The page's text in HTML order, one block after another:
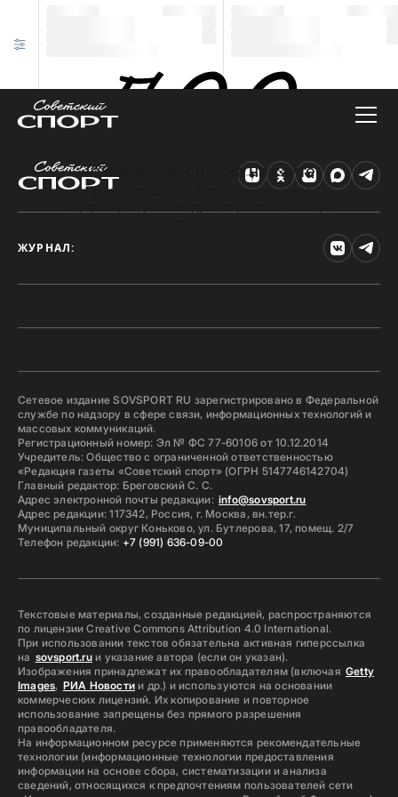
Техническая ошибка на сайте
Произошла ошибка. Чтобы найти нужную
ЖУРНАЛ:
Сетевое издание SOVSPORT RU зарегистрировано в Федеральной
службе по надзору в сфере связи, информационных технологий и
массовых коммуникаций.
Регистрационный номер: Эл № ФС 77-60106 от 10.12.2014
Учредитель: Общество с ограниченной ответственностью
«Редакция газеты «Советский спорт» (ОГРН 5147746142704)
Главный редактор: Бреговский С. С.
Адрес электронной почты редакции: info@sovsport.ru
Адрес редакции: 117342, Россия, г. Москва, вн.тер.г.
Муниципальный округ Коньково, ул. Бутлерова, 17, помещ. 2/7
Телефон редакции: +7 (991) 636-09-00
Текстовые материалы, созданные редакцией, распространяются
по лицензии Creative Commons Attribution 4.0 International.
При использовании текстов обязательна активная гиперссылка
на sovsport.ruи указание автора (если он указан).
Изображения принадлежат их правообладателям (включая Getty
Images, РИА Новостии др.) и используются на основании
коммерческих лицензий. Их копирование и повторное
использование запрещены без прямого разрешения
правообладателя.
На информационном ресурсе применяются рекомендательные
технологии (информационные технологии предоставления
информации на основе сбора, систематизации и анализа
сведений, относящихся к предпочтениям пользователей сети